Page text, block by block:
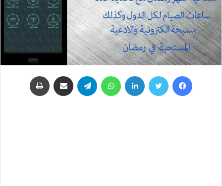
فيسبوك تويتر لينكدإن واتساب تيلقرام مشاركة عبر البريد